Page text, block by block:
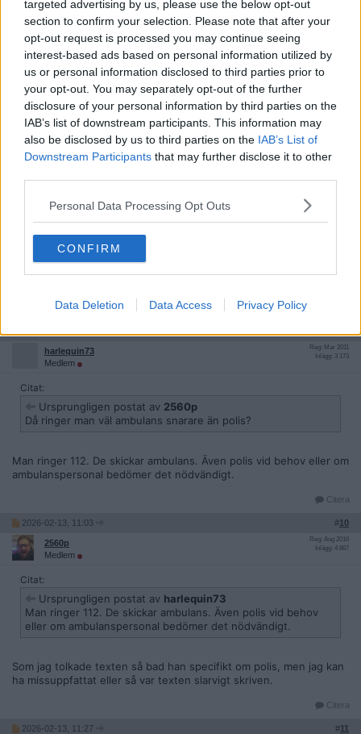
targeted advertising by us, please use the below opt-out
section to confirm your selection. Please note that after your
opt-out request is processed you may continue seeing
interest-based ads based on personal information utilized by
us or personal information disclosed to third parties prior to
your opt-out. You may separately opt-out of the further
disclosure of your personal information by third parties on the
IAB’s list of downstream participants. This information may
also be disclosed by us to third parties on the IAB’s List of
Downstream Participants that may further disclose it to other
Personal Data Processing Opt Outs
CONFIRM
Data Deletion Data Access Privacy Policy
2026-02-13, 10:38
kopparfisk
Medlem
Reg: Maj 2017
Inlägg: 2 829
Så relationsvåld eller olycka/sjukdom. Jag gissar på det senare.
2026-02-13, 10:39
2560p
Reg: Aug 2016
kopparfisk
senare.
harlequin73
Medlem
Reg: Mar 2011
Inlägg: 3 173
Citat:
Ursprungligen postat av 2560p
Då ringer man väl ambulans snarare än polis?
Man ringer 112. De skickar ambulans. Även polis vid behov eller om
ambulanspersonal bedömer det nödvändigt.
Citera
2026-02-13, 11:03 #10
2560p
Medlem
Reg: Aug 2016
Inlägg: 4 867
Citat:
Ursprungligen postat av harlequin73
Man ringer 112. De skickar ambulans. Även polis vid behov
eller om ambulanspersonal bedömer det nödvändigt.
Som jag tolkade texten så bad han specifikt om polis, men jag kan
ha missuppfattat eller så var texten slarvigt skriven.
Citera
2026-02-13, 11:27 #11